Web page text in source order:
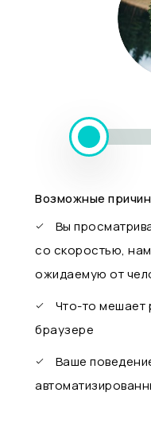
Возможные
Вы
со скоростью,
ожидаемую от
Что-то мешает
браузере
Ваше